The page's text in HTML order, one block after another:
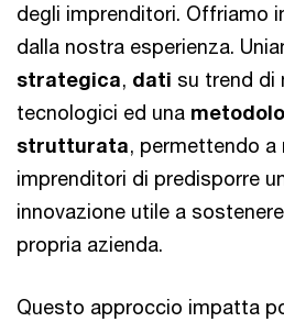
degli imprenditori. Offriamo
dalla nostra esperienza.
strategica, dati su trend di
tecnologici ed una
strutturata, permettendo a
imprenditori di predisporre
innovazione utile a
propria azienda.
Questo approccio impatta